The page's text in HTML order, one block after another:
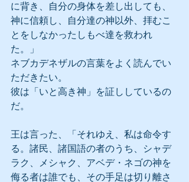
に背き、自分の身体を差し出しても、
神に信頼し、自分達の神以外、拝むこ
とをしなかったしもべ達を救われ
た。」
ネブカデネザルの言葉をよく読んでい
ただきたい。
彼は「いと高き神」を証ししているの
だ。
王は言った、「それゆえ、私は命令す
る。諸民、諸国語の者のうち、シャデ
ラク、メシャク、アベデ・ネゴの神を
侮る者は誰でも、その手足は切り離さ